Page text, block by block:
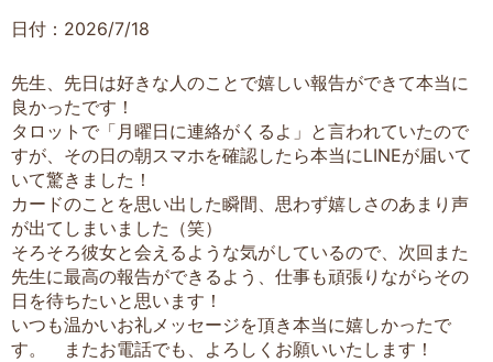
日付：2026/7/18
先生、先日は好きな人のことで嬉しい報告ができて本当に
良かったです！
タロットで「月曜日に連絡がくるよ」と言われていたので
すが、その日の朝スマホを確認したら本当にLINEが届いて
いて驚きました！
カードのことを思い出した瞬間、思わず嬉しさのあまり声
が出てしまいました（笑）
そろそろ彼女と会えるような気がしているので、次回また
先生に最高の報告ができるよう、仕事も頑張りながらその
日を待ちたいと思います！
いつも温かいお礼メッセージを頂き本当に嬉しかったで
す。 またお電話でも、よろしくお願いいたします！